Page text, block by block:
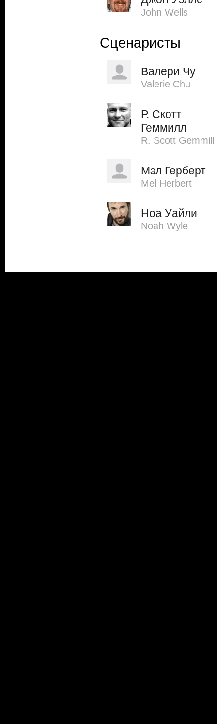
John Wells
Сценаристы
Валери Чу
Valerie Chu
Р. Скотт
Геммилл
R. Scott Gemmill
Мэл Герберт
Mel Herbert
Ноа Уайли
Noah Wyle